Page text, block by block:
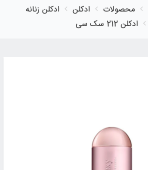
محصولات ادکلن
ادکلن زنانه
ادکلن 212 سک سی